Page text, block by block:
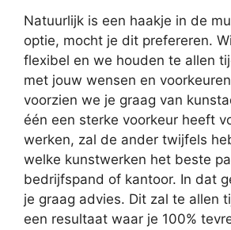
Natuurlijk is een haakje in de
optie, mocht je dit prefereren.
flexibel en we houden te allen
met jouw wensen en
voorzien we je graag van
één een sterke voorkeur heeft
werken, zal de ander twijfels
welke kunstwerken het beste
bedrijfspand of kantoor. In dat
je graag advies. Dit zal te allen
een resultaat waar je 100%